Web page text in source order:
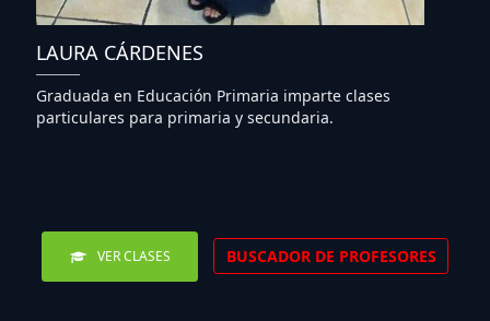
LAURA CÁRDENES
Graduada en Educación Primaria imparte clases
particulares para primaria y secundaria.
VER CLASES BUSCADOR DE PROFESORES